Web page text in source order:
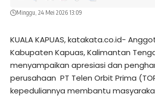
Minggu, 24 Mei 2026 13:09
KUALA KAPUAS, katakata.co.id-
Kabupaten Kapuas, Kalimantan
menyampaikan apresiasi dan
perusahaan PT Telen Orbit Prima
kepeduliannya membantu